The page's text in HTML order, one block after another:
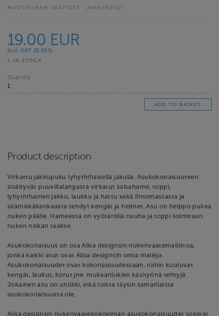
MUOTINUKEN VAATTEET JAKKUPUVUT
19.00 EUR
Incl. VAT 25.50%
1 IN STOCK
Quantity
Product description
Virkattu jakkupuku lyhythihaisella jakulla. Asukokonaisuuteen
sisältyvät puuvillalangasta virkatut salsahame, toppi,
lyhythihainen jakku, laukku ja hattu sekä fimomassasta ja
säämiskäkankaasta tehdyt kengät ja helmet. Asu on helppo pukea
nuken päälle. Hameessa on vyötäröllä nauha ja toppi solmitaan
nuken niskan taakse.
Asukokonaisuus on osa Alisa designsin nukenvaatemallistoa,
jonka kaikki asut ovat Alisa designsin omia malleja.
Asukokonaisuudet ovat kokonaisuudessaan, niihin kuuluvat
kengät, laukut, korut jne. mukaanlukien käsityönä tehtyjä.
Jokainen asu on uniikki, eikä toista täysin samanlaista
asukokonaisuutta ole.
Alisa designsin nukenvaatekokoelman asukokonaisuudet sopivat